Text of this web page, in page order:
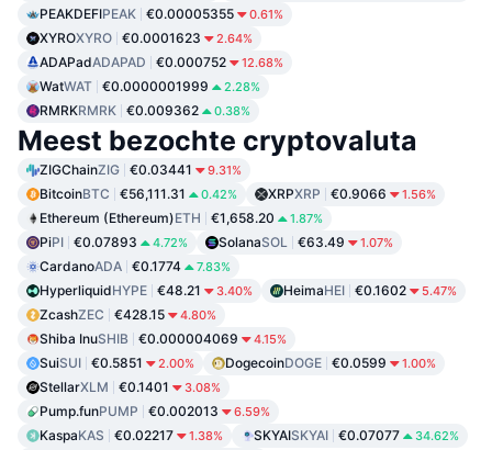
PEAKDEFIPEAK €0.00005355 0.61%
XYROXYRO €0.0001623 2.64%
ADAPadADAPAD €0.000752 12.68%
WatWAT €0.0000001999 2.28%
RMRKRMRK €0.009362 0.38%
Meest bezochte cryptovaluta
ZIGChainZIG €0.03441 9.31%
BitcoinBTC €56,111.31 0.42% XRPXRP €0.9066 1.56%
Ethereum (Ethereum)ETH €1,658.20 1.87%
PiPI €0.07893 4.72% SolanaSOL €63.49 1.07%
CardanoADA €0.1774 7.83%
HyperliquidHYPE €48.21 3.40% HeimaHEI €0.1602 5.47%
ZcashZEC €428.15 4.80%
Shiba InuSHIB €0.000004069 4.15%
SuiSUI €0.5851 2.00% DogecoinDOGE €0.0599 1.00%
StellarXLM €0.1401 3.08%
Pump.funPUMP €0.002013 6.59%
KaspaKAS €0.02217 1.38% SKYAISKYAI €0.07077 34.62%